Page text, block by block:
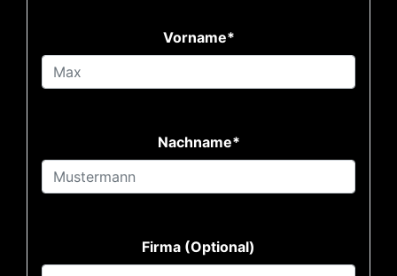
Vorname*
Nachname*
Firma (Optional)